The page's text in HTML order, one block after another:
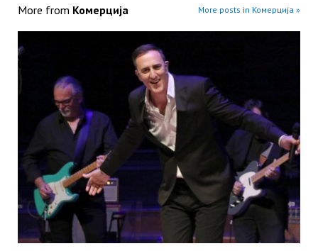
More from Комерција More posts in Комерција »